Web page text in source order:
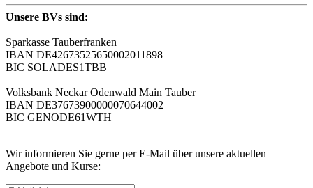
Unsere BVs sind:
Sparkasse Tauberfranken
IBAN DE42673525650002011898
BIC SOLADES1TBB
Volksbank Neckar Odenwald Main Tauber
IBAN DE37673900000070644002
BIC GENODE61WTH
Wir informieren Sie gerne per E-Mail über unsere aktuellen
Angebote und Kurse: